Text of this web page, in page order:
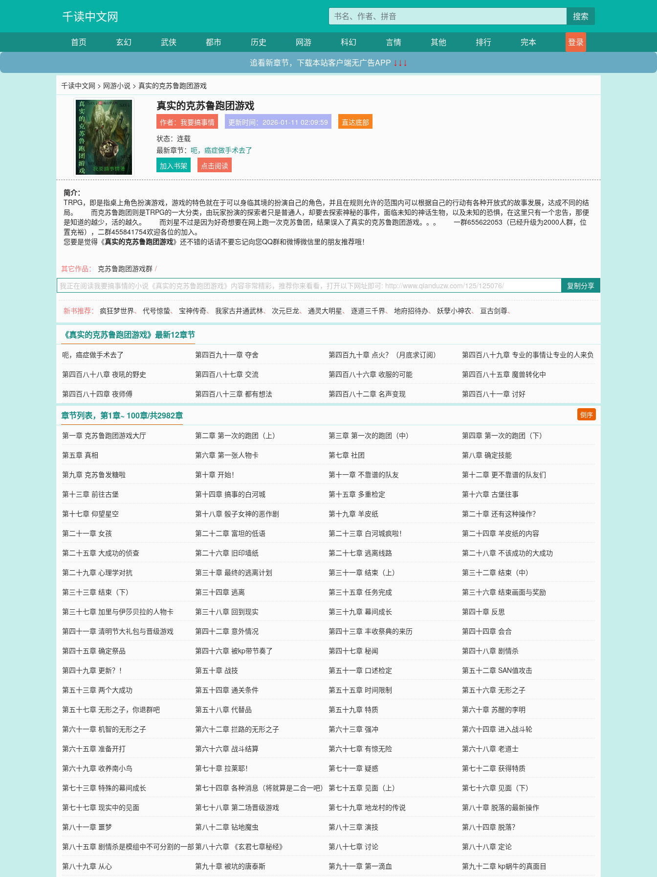
千读中文网 搜索
首页 玄幻 武侠 都市 历史 网游 科幻 言情 其他 排行 完本
登录
追看新章节，下载本站客户端无广告APP ↓↓↓
千读中文网 > 网游小说 > 真实的克苏鲁跑团游戏
真实的克苏鲁跑团游戏
作者：我要搞事情 更新时间：2026-01-11 02:09:59
直达底部
状态：连载
最新章节： 呃，癌症做手术去了
加入书架
点击阅读
简介：
TRPG，即是指桌上角色扮演游戏，游戏的特色就在于可以身临其境的扮演自己的角色，并且在规则允许的范围内可以根据自己的行动有各种开放式的故事发展，达成不同的结
局。 而克苏鲁跑团则是TRPG的一大分类，由玩家扮演的探索者只是普通人，却要去探索神秘的事件，面临未知的神话生物，以及未知的恐惧，在这里只有一个忠告，那便
是知道的越少，活的越久。 而刘星不过是因为好奇想要在网上跑一次克苏鲁团，结果误入了真实的克苏鲁跑团游戏。。。 一群655622053（已经升级为2000人群，位
置充裕），二群455841754欢迎各位的加入。
您要是觉得《真实的克苏鲁跑团游戏》还不错的话请不要忘记向您QQ群和微博微信里的朋友推荐哦！
其它作品： 克苏鲁跑团游戏群 /
复制分享
新书推荐：疯狂梦世界、代号惊蛰、 宝神传奇、我家古井通武林、次元巨龙、通灵大明星、逐道三千界、地府招待办、妖孽小神农、 亘古剑尊、
《真实的克苏鲁跑团游戏》最新12章节
呃，癌症做手术去了 第四百九十一章 夺舍 第四百九十章 点火？（月底求订阅）
第四百八十九章 专业的事情让专业的人来负
责
第四百八十八章 夜吼的野史 第四百八十七章 交流 第四百八十六章 收服的可能
第四百八十五章 魔兽转化中
第四百八十四章 夜师傅
第四百八十三章 都有想法 第四百八十二章 名声变现 第四百八十一章 讨好
章节列表，第1章~ 100章/共2982章 倒序
第一章 克苏鲁跑团游戏大厅 第二章 第一次的跑团（上） 第三章 第一次的跑团（中）
第四章 第一次的跑团（下）
第五章 真相
第六章 第一张人物卡 第七章 社团
第八章 确定技能
第九章 克苏鲁发糖啦
第十章 开始！ 第十一章 不靠谱的队友
第十二章 更不靠谱的队友们
第十三章 前往古堡
第十四章 搞事的白河城 第十五章 多重检定
第十六章 古堡往事
第十七章 仰望星空
第十八章 骰子女神的恶作剧 第十九章 羊皮纸
第二十章 还有这种操作？
第二十一章 女孩
第二十二章 富坦的低语 第二十三章 白河城疯啦！
第二十四章 羊皮纸的内容
第二十五章 大成功的侦查
第二十六章 旧印墙纸 第二十七章 逃离线路
第二十八章 不该成功的大成功
第二十九章 心理学对抗
第三十章 最终的逃离计划 第三十一章 结束（上）
第三十二章 结束（中）
第三十三章 结束（下）
第三十四章 逃离 第三十五章 任务完成
第三十六章 结束画面与奖励
第三十七章 加里与伊莎贝拉的人物卡
第三十八章 回到现实 第三十九章 幕间成长
第四十章 反思
第四十一章 清明节大礼包与晋级游戏
第四十二章 意外情况 第四十三章 丰收祭典的来历
第四十四章 会合
第四十五章 确定祭品
第四十六章 被kp带节奏了 第四十七章 秘闻
第四十八章 剧情杀
第四十九章 更新？！
第五十章 战技 第五十一章 口述检定
第五十二章 SAN值攻击
第五十三章 两个大成功
第五十四章 通关条件 第五十五章 时间限制
第五十六章 无形之子
第五十七章 无形之子，你退群吧
第五十八章 代替品 第五十九章 特质
第六十章 苏醒的李明
第六十一章 机智的无形之子
第六十二章 拦路的无形之子 第六十三章 强冲
第六十四章 进入战斗轮
第六十五章 准备开打
第六十六章 战斗结算 第六十七章 有惊无险
第六十八章 老道士
第六十九章 收养南小鸟
第七十章 拉莱耶！ 第七十一章 疑惑
第七十二章 获得特质
第七十三章 特殊的幕间成长
第七十四章 各种消息（将就算是二合一吧） 第七十五章 见面（上）
第七十六章 见面（下）
第七十七章 现实中的见面
第七十八章 第二场晋级游戏 第七十九章 地龙村的传说
第八十章 脱落的最新操作
第八十一章 噩梦
第八十二章 钻地魔虫 第八十三章 演技
第八十四章 脱落？
第八十五章 剧情杀是模组中不可分割的一部
分
第八十六章 《玄君七章秘经》 第八十七章 讨论
第八十八章 定论
第八十九章 从心
第九十章 被坑的唐泰斯 第九十一章 第一滴血 第九十二章 kp蜗牛的真面目